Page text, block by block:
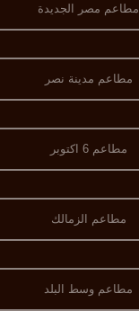
مطاعم مصر الجديدة
مطاعم مدينة نصر
مطاعم 6 اكتوبر
مطاعم الزمالك
مطاعم وسط البلد